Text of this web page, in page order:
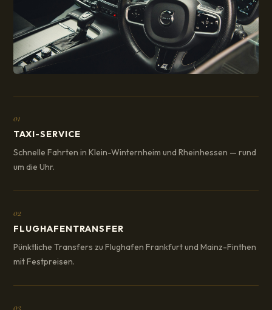
01
TAXI-SERVICE
Schnelle Fahrten in Klein-Winternheim und Rheinhessen — rund
um die Uhr.
02
FLUGHAFENTRANSFER
Pünktliche Transfers zu Flughafen Frankfurt und Mainz-Finthen
mit Festpreisen.
03